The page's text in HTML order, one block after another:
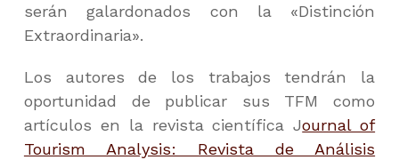
serán galardonados con la «Distinción
Extraordinaria».
Los autores de los trabajos tendrán la
oportunidad de publicar sus TFM como
artículos en la revista científica Journal of
Tourism Analysis: Revista de Análisis